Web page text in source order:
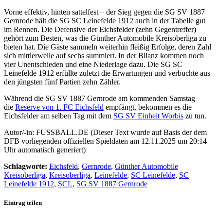
Vorne effektiv, hinten sattelfest – der Sieg gegen die SG SV 1887
Gernrode hält die SG SC Leinefelde 1912 auch in der Tabelle gut
im Rennen. Die Defensive der Eichsfelder (zehn Gegentreffer)
gehört zum Besten, was die Günther Automobile Kreisoberliga zu
bieten hat. Die Gäste sammeln weiterhin fleißig Erfolge, deren Zahl
sich mittlerweile auf sechs summiert. In der Bilanz kommen noch
vier Unentschieden und eine Niederlage dazu. Die SG SC
Leinefelde 1912 erfüllte zuletzt die Erwartungen und verbuchte aus
den jüngsten fünf Partien zehn Zähler.
Während die SG SV 1887 Gernrode am kommenden Samstag
die Reserve von 1. FC Eichsfeld empfängt, bekommen es die
Eichsfelder am selben Tag mit dem SG SV Einheit Worbis zu tun.
Autor/-in: FUSSBALL.DE (Dieser Text wurde auf Basis der dem
DFB vorliegenden offiziellen Spieldaten am 12.11.2025 um 20:14
Uhr automatisch generiert)
Schlagworte: Eichsfeld, Gernrode, Günther Automobile
Kreisoberliga, Kreisoberliga, Leinefelde, SC Leinefelde, SC
Leinefelde 1912, SCL, SG SV 1887 Gernrode
Eintrag teilen